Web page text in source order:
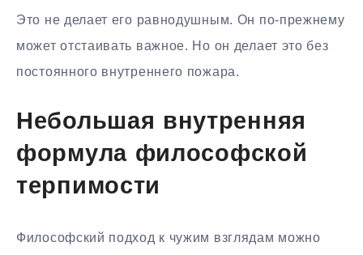
Это не делает его равнодушным. Он по-прежнему
может отстаивать важное. Но он делает это без
постоянного внутреннего пожара.
Небольшая внутренняя
формула философской
терпимости
Философский подход к чужим взглядам можно